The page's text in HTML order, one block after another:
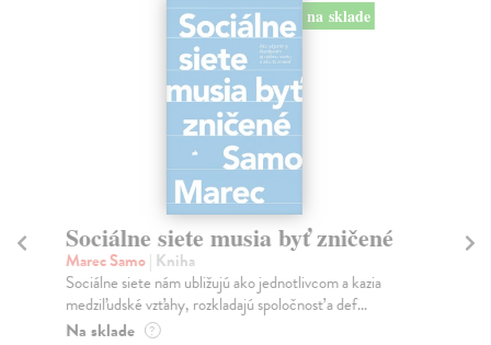
na sklade
Sociálne siete musia byť zničené
Marec Samo| Kniha
Sociálne siete nám ubližujú ako jednotlivcom a kazia
medziľudské vzťahy, rozkladajú spoločnosť a def...
Na sklade ?